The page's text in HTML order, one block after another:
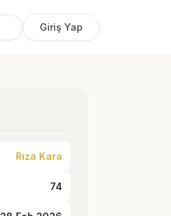
Giriş Yap
Rıza Kara
74